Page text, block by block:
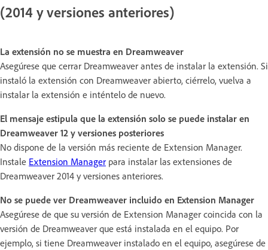
(2014 y versiones anteriores)
La extensión no se muestra en Dreamweaver
Asegúrese que cerrar Dreamweaver antes de instalar la extensión. Si
instaló la extensión con Dreamweaver abierto, ciérrelo, vuelva a
instalar la extensión e inténtelo de nuevo.
El mensaje estipula que la extensión solo se puede instalar en
Dreamweaver 12 y versiones posteriores
No dispone de la versión más reciente de Extension Manager.
Instale Extension Manager para instalar las extensiones de
Dreamweaver 2014 y versiones anteriores.
No se puede ver Dreamweaver incluido en Extension Manager
Asegúrese de que su versión de Extension Manager coincida con la
versión de Dreamweaver que está instalada en el equipo. Por
ejemplo, si tiene Dreamweaver instalado en el equipo, asegúrese de